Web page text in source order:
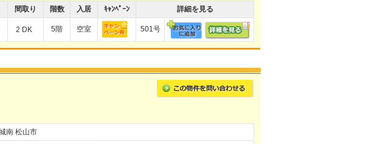
間取り 階数 入居 ｷｬﾝﾍﾟｰﾝ 詳細を見る
2 DK 5階 空室 501号
南 松山市